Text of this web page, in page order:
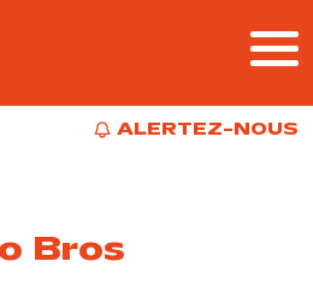
ALERTEZ-NOUS
ALERTEZ-NOUS
Bros